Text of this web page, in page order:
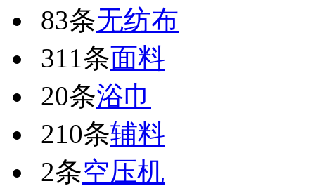
83条无纺布
311条面料
20条浴巾
210条辅料
2条空压机